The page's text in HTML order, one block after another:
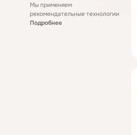
Мы применяем
рекомендательные технологии
Подробнее